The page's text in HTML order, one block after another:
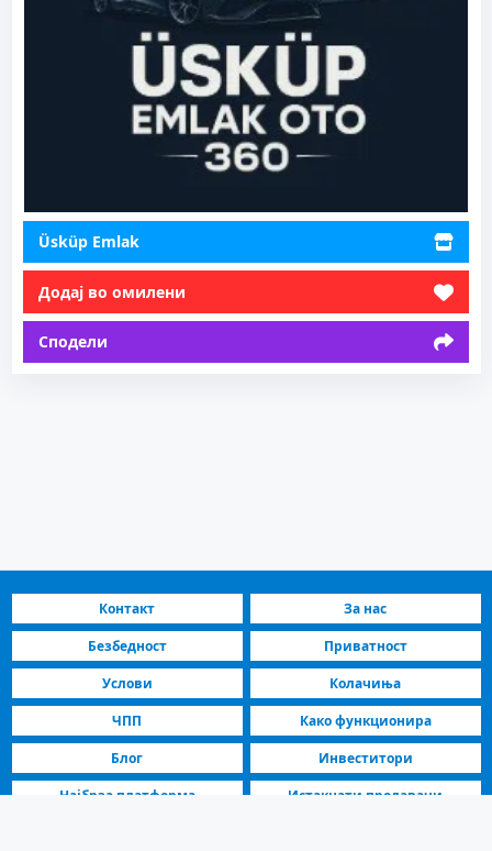
Üsküp Emlak
Додај во омилени
Сподели
Контакт
За нас
Безбедност
Приватност
Услови
Колачиња
ЧПП
Како функционира
Блог
Инвеститори
Најбрза платформа
Истакнати продавачи